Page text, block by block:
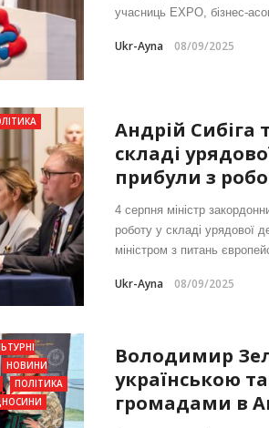
учасниць EXPO, бізнес-
Ukr-Ayna 08/09/2025
Андрій Сибіга
складі
прибули з
4 серпня міністр
роботу у складі урядової
міністром з питань
Ukr-Ayna 08/09/2025
НОВИНИ
ПОЛІТИКА
Володимир
українською
громадами в